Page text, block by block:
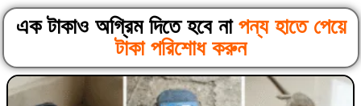
এক টাকাও অগ্রিম দিতে হবে না পন্য হাতে পেয়ে
টাকা পরিশোধ করুন